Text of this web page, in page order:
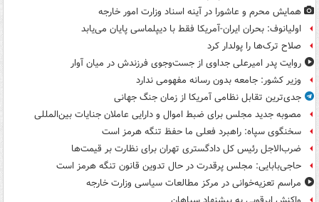
همایش محرم و عاشورا در آینه اسناد وزارت امور خارجه
اولیانوف: بحران ایران-آمریکا فقط با دیپلماسی پایان می‌یابد
صلاح ترک‌ها را پولدار کرد
روایت پدر امیرعلی جداوی از جست‌وجوی فرزندش در میان آوار
وزیر کشور: جامعه بدون رسانه مفهومی ندارد
جدی‌ترین تقابل نظامی آمریکا از زمان جنگ جهانی
مصوبه جدید مجلس برای ضبط اموال و دارایی عاملان جنایات بین‌المللی
سخنگوی سپاه: راهبرد فعلی ما حفظ تنگه هرمز است
ضرب‌الاجل رئیس کل دادگستری تهران برای نظارت بر قیمت‌ها
حاجی‌بابایی: مجلس پرقدرت در حال تدوین قانون تنگه هرمز است
مراسم تعزیه‌خوانی در مرکز مطالعات سیاسی وزارت خارجه